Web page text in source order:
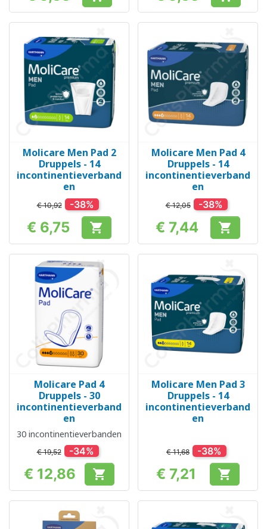
Molicare Men Pad 2
Druppels - 14
incontinentieverband
en
€ 10,92 -38%
Prijs
€ 6,75 
Molicare Men Pad 4
Druppels - 14
incontinentieverband
en
€ 12,05 -38%
Prijs
€ 7,44 
Molicare Pad 4
Druppels - 30
incontinentieverband
en
30 incontinentieverbanden
€ 19,52 -34%
Prijs
€ 12,86 
Molicare Men Pad 3
Druppels - 14
incontinentieverband
en
€ 11,68 -38%
Prijs
€ 7,21 